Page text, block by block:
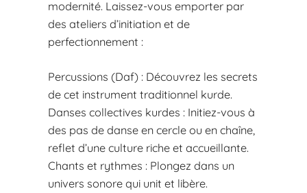
modernité. Laissez-vous emporter par
des ateliers d’initiation et de
perfectionnement :
Percussions (Daf) : Découvrez les secrets
de cet instrument traditionnel kurde.
Danses collectives kurdes : Initiez-vous à
des pas de danse en cercle ou en chaîne,
reflet d’une culture riche et accueillante.
Chants et rythmes : Plongez dans un
univers sonore qui unit et libère.